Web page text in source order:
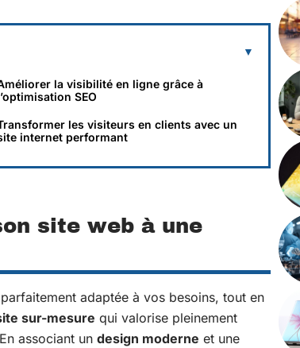
la visibilité en ligne grâce à
SEO
les visiteurs en clients avec un
internet performant
site web à une
parfaitement adaptée à vos besoins, tout en
sur-mesure qui valorise pleinement
associant un design moderne et une